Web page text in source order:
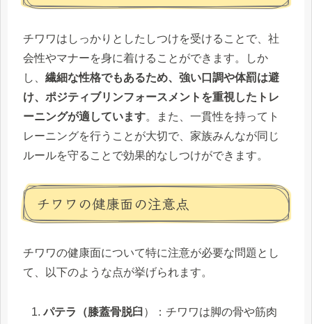
チワワはしっかりとしたしつけを受けることで、社
会性やマナーを身に着けることができます。しか
し、 繊細な性格でもあるため、強い口調や体罰は避
け、ポジティブリンフォースメントを重視したトレ
ーニングが適しています。また、一貫性を持ってト
レーニングを行うことが大切で、家族みんなが同じ
ルールを守ることで効果的なしつけができます。
チワワの健康面の注意点
チワワの健康面について特に注意が必要な問題とし
て、以下のような点が挙げられます。
パテラ（膝蓋骨脱臼 ）：チワワは脚の骨や筋肉